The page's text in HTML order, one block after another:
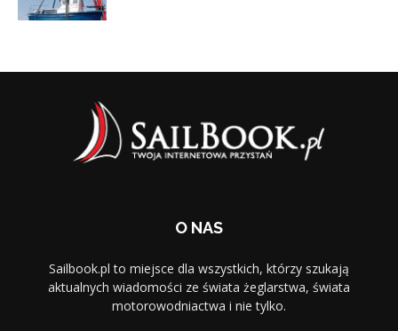
O NAS
Sailbook.pl to miejsce dla wszystkich, którzy szukają
aktualnych wiadomości ze świata żeglarstwa, świata
motorowodniactwa i nie tylko.